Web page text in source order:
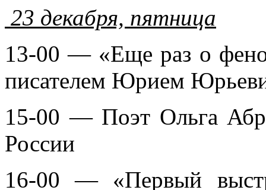
23 декабря, пятница
13-00 — «Еще раз о
писателем Юрием
15-00 — Поэт Ольга
России
16-00 — «Первый